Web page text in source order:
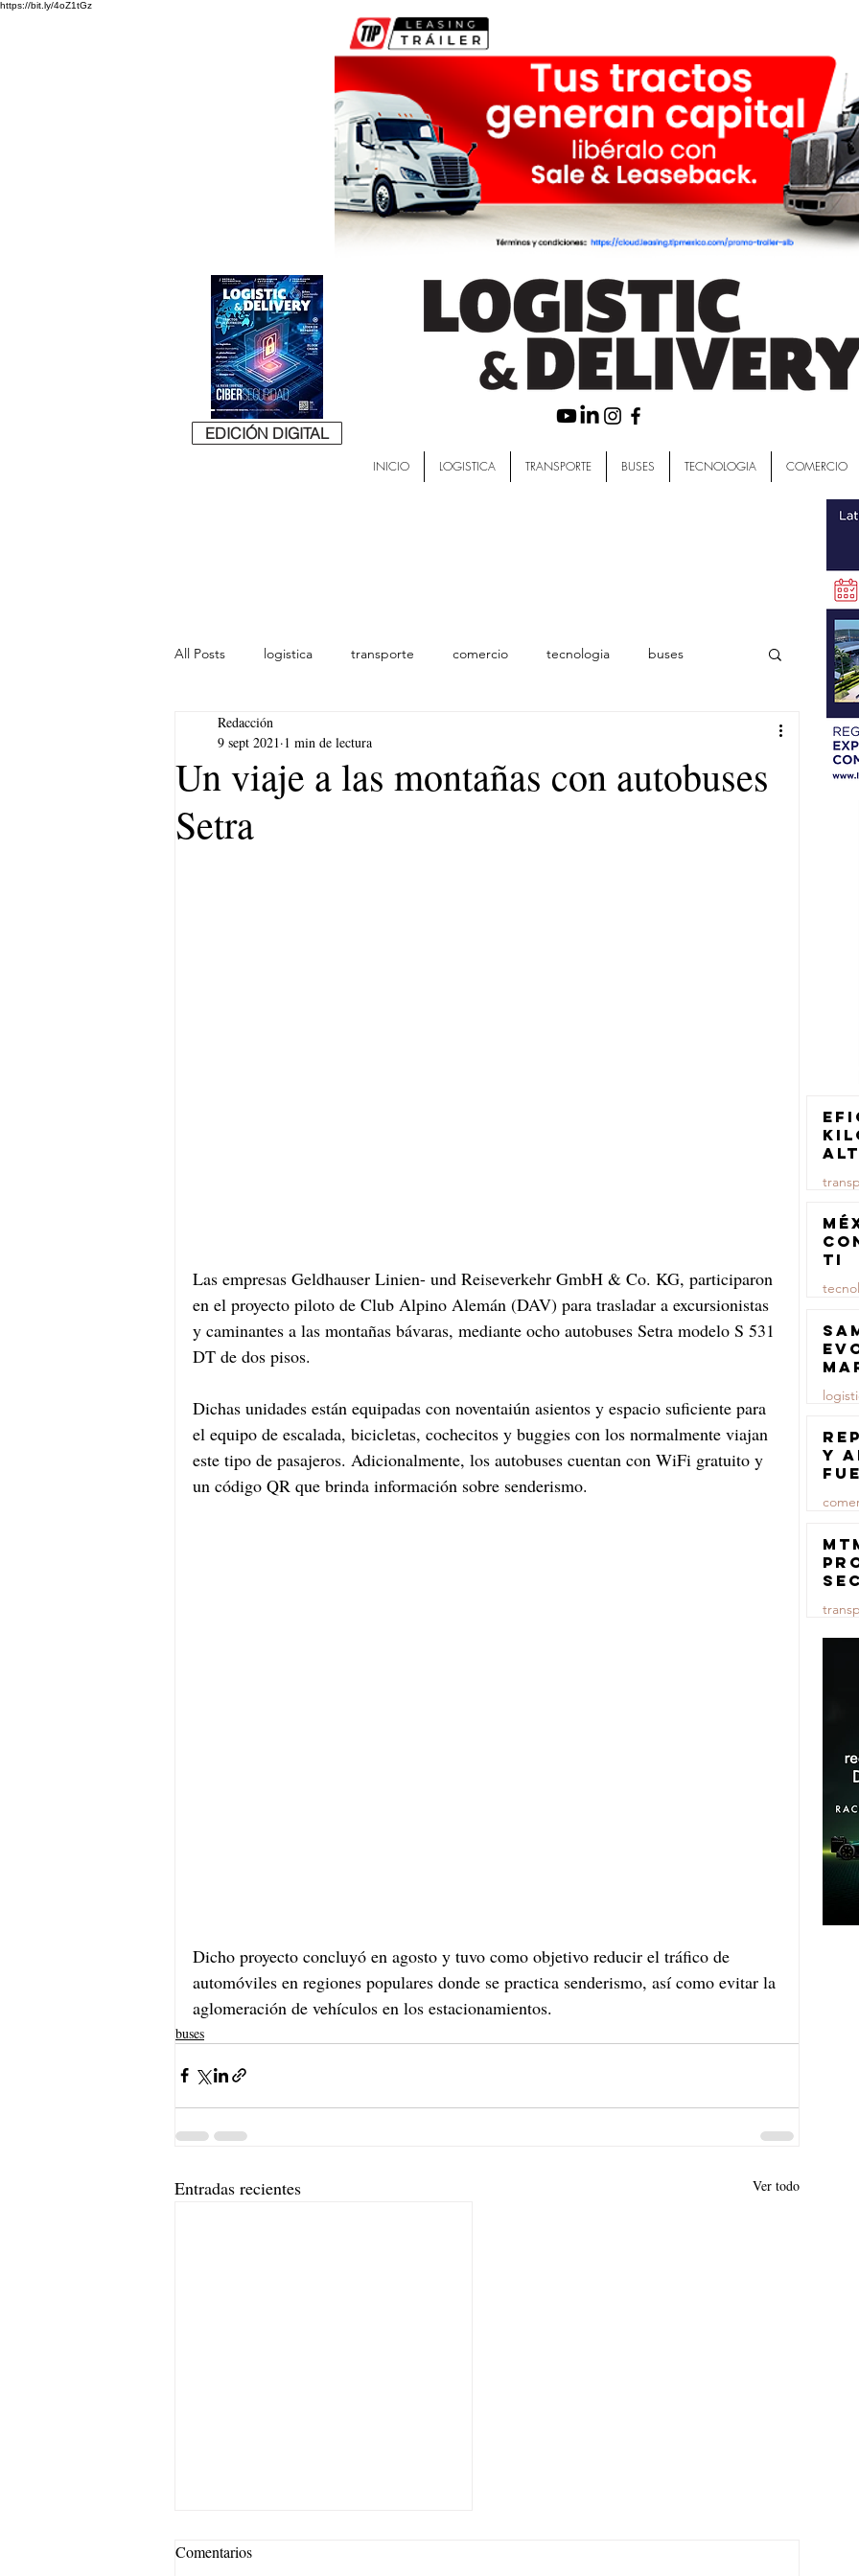
https://bit.ly/4oZ1tGz
EDICIÓN DIGITAL
INICIO LOGISTICA TRANSPORTE BUSES TECNOLOGIA COMERCIO
All Posts logistica transporte comercio tecnologia buses
lideres
Un viaje a las montañas con autobuses
Setra
Redacción
9 sept 2021 1 min de lectura
Las empresas Geldhauser Linien- und Reiseverkehr GmbH & Co. KG, participaron
en el proyecto piloto de Club Alpino Alemán (DAV) para trasladar a excursionistas
y caminantes a las montañas bávaras, mediante ocho autobuses Setra modelo S 531
DT de dos pisos.
Dichas unidades están equipadas con noventaiún asientos y espacio suficiente para
el equipo de escalada, bicicletas, cochecitos y buggies con los normalmente viajan
este tipo de pasajeros. Adicionalmente, los autobuses cuentan con WiFi gratuito y
un código QR que brinda información sobre senderismo.
Dicho proyecto concluyó en agosto y tuvo como objetivo reducir el tráfico de
automóviles en regiones populares donde se practica senderismo, así como evitar la
aglomeración de vehículos en los estacionamientos.
buses
Entradas recientes Ver todo
Comentarios
23 jul
TI
23 jul
23 jul
y
23 jul